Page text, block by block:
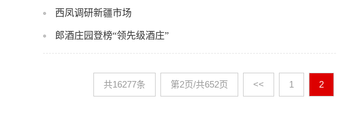
西凤调研新疆市场
郎酒庄园登榜“领先级酒庄”
共16277条 第2页/共652页 << 1 2